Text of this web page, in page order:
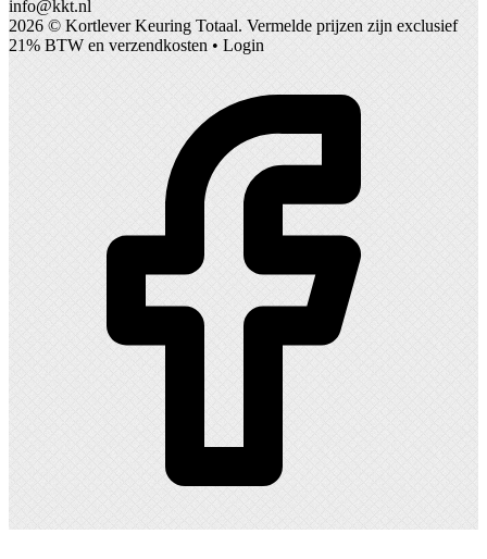
info@kkt.nl
2026 © Kortlever Keuring Totaal. Vermelde prijzen zijn exclusief
21% BTW en verzendkosten • Login